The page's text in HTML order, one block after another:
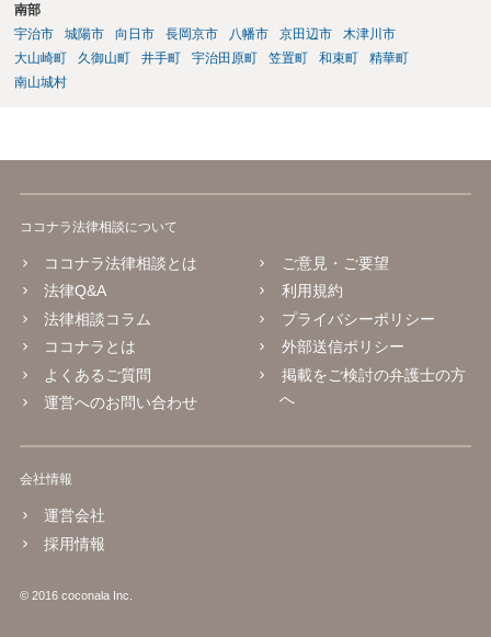
南部
宇治市
城陽市 向日市 長岡京市 八幡市 京田辺市
木津川市
大山崎町
久御山町 井手町 宇治田原町 笠置町 和束町
精華町
南山城村
ココナラ法律相談について
ココナラ法律相談とは
法律Q&A
法律相談コラム
ココナラとは
よくあるご質問
運営へのお問い合わせ
ご意見・ご要望
利用規約
プライバシーポリシー
外部送信ポリシー
掲載をご検討の弁護士の方
へ
会社情報
運営会社
採用情報
© 2016 coconala Inc.